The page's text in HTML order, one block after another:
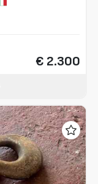
€ 2.300